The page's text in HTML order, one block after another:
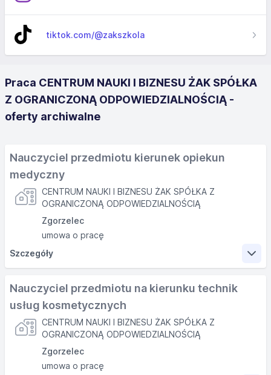
tiktok.com/@zakszkola
Praca CENTRUM NAUKI I BIZNESU ŻAK SPÓŁKA
Z OGRANICZONĄ ODPOWIEDZIALNOŚCIĄ -
oferty archiwalne
Nauczyciel przedmiotu kierunek opiekun
medyczny
CENTRUM NAUKI I BIZNESU ŻAK SPÓŁKA Z
OGRANICZONĄ ODPOWIEDZIALNOŚCIĄ
Zgorzelec
umowa o pracę
Szczegóły
Zakres obowiązków
nauczanie przedmiotu na kierunku opiekun medyczny,
prowadzenie zajęć praktycznych, realizacja podstawy
programowej,
praca w weekendy, ok. 20 h/miesiąc;
możliwa umowa zlecenie;
Nauczyciel przedmiotu na kierunku technik
usług kosmetycznych
CENTRUM NAUKI I BIZNESU ŻAK SPÓŁKA Z
OGRANICZONĄ ODPOWIEDZIALNOŚCIĄ
Zgorzelec
umowa o pracę